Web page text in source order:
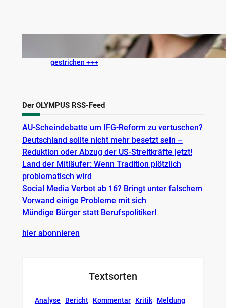
+++ Covid-Pflichtimpfung wird aus dem
Duldungspflicht-Impfschema der Bundeswehr
gestrichen +++
Der OLYMPUS RSS-Feed
AU-Scheindebatte um IFG-Reform zu vertuschen?
Deutschland sollte nicht mehr besetzt sein –
Reduktion oder Abzug der US-Streitkräfte jetzt!
Land der Mitläufer: Wenn Tradition plötzlich
problematisch wird
Social Media Verbot ab 16? Bringt unter falschem
Vorwand einige Probleme mit sich
Mündige Bürger statt Berufspolitiker!
hier abonnieren
Textsorten
Analyse Bericht Kommentar Kritik
Meldung